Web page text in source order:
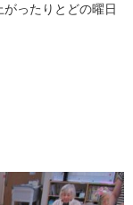
ったりとどの曜日